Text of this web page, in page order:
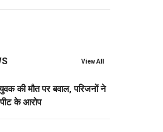
View All
की मौत पर बवाल, परिजनों ने
के आरोप